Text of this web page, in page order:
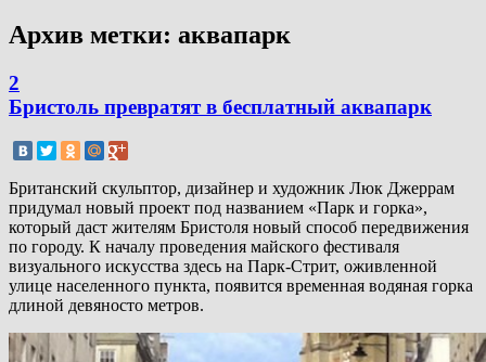
Архив метки: аквапарк
2
Бристоль превратят в бесплатный аквапарк
Британский скульптор, дизайнер и художник Люк Джеррам
придумал новый проект под названием «Парк и горка»,
который даст жителям Бристоля новый способ передвижения
по городу. К началу проведения майского фестиваля
визуального искусства здесь на Парк-Стрит, оживленной
улице населенного пункта, появится временная водяная горка
длиной девяносто метров.